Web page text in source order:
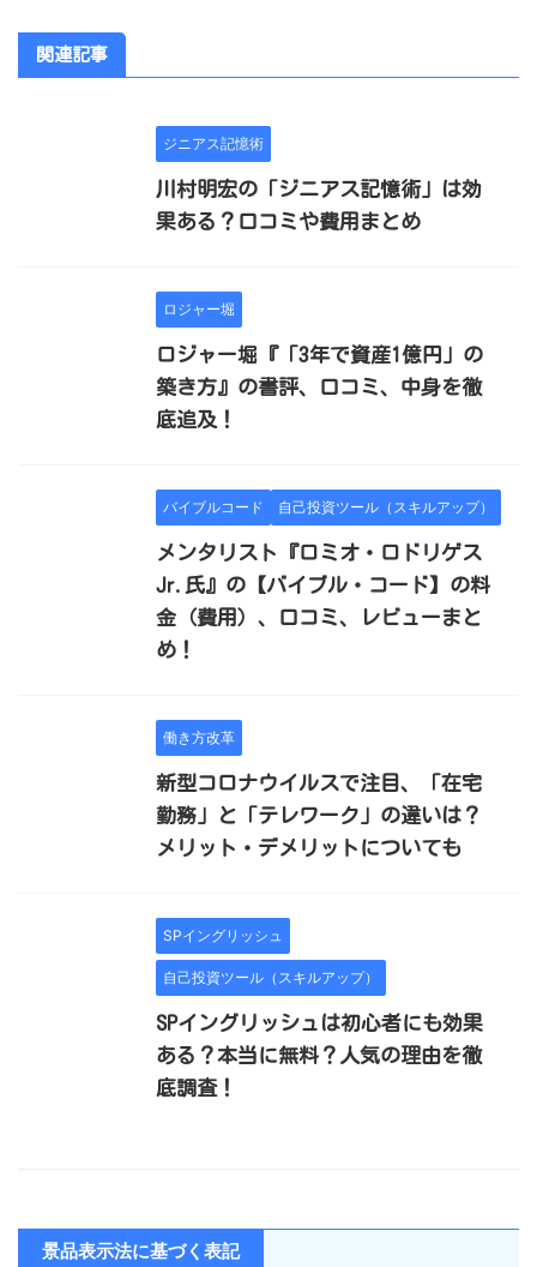
関連記事
ジニアス記憶術
川村明宏の「ジニアス記憶術」は効
果ある？口コミや費用まとめ
ロジャー堀
ロジャー堀『「3年で資産1億円」の
築き方』の書評、口コミ、中身を徹
底追及！
バイブルコード 自己投資ツール（スキルアップ）
メンタリスト『ロミオ・ロドリゲス
Jr.氏』の【バイブル・コード】の料
金（費用）、口コミ、レビューまと
め！
働き方改革
新型コロナウイルスで注目、「在宅
勤務」と「テレワーク」の違いは？
メリット・デメリットについても
SPイングリッシュ
自己投資ツール（スキルアップ）
SPイングリッシュは初心者にも効果
ある？本当に無料？人気の理由を徹
底調査！
景品表示法に基づく表記